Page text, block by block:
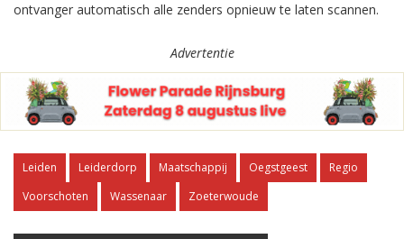
ontvanger automatisch alle zenders opnieuw te laten scannen.
Advertentie
Leiden Leiderdorp Maatschappij Oegstgeest
Regio
Voorschoten
Wassenaar Zoeterwoude